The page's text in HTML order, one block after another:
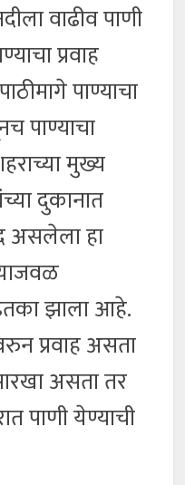
वाढीव पाणी
प्रवाह
पाण्याचा
पाण्याचा
मुख्य
दुकानात
असलेला हा
झाला आहे.
प्रवाह असता
असता तर
पाणी येण्याची